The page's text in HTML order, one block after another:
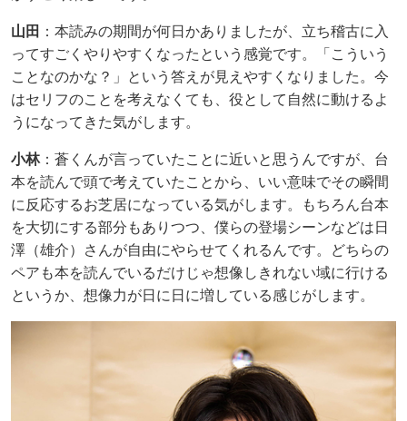
山田 ：本読みの期間が何日かありましたが、立ち稽古に入
ってすごくやりやすくなったという感覚です。「こういう
ことなのかな？」という答えが見えやすくなりました。今
はセリフのことを考えなくても、役として自然に動けるよ
うになってきた気がします。
小林：蒼くんが言っていたことに近いと思うんですが、台
本を読んで頭で考えていたことから、いい意味でその瞬間
に反応するお芝居になっている気がします。もちろん台本
を大切にする部分もありつつ、僕らの登場シーンなどは日
澤（雄介）さんが自由にやらせてくれるんです。どちらの
ペアも本を読んでいるだけじゃ想像しきれない域に行ける
というか、想像力が日に日に増している感じがします。